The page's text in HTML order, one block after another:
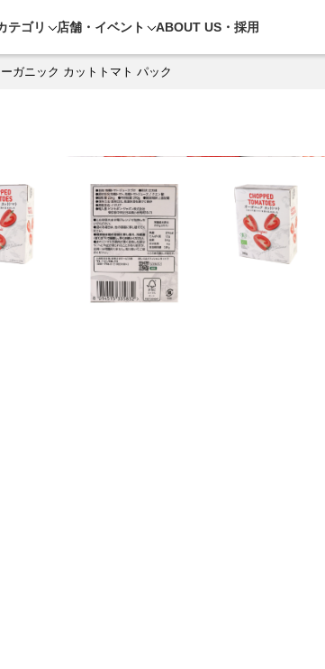
テゴリ 店舗・ イベント ABOUT US・ 採用
ガニック カットトマト パック